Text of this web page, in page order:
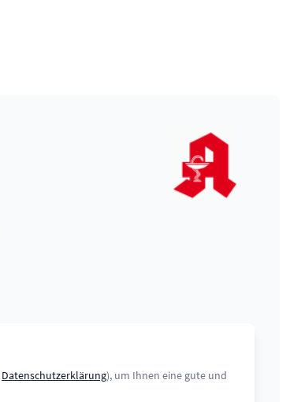
Datenschutzerklärung), um Ihnen eine gute und